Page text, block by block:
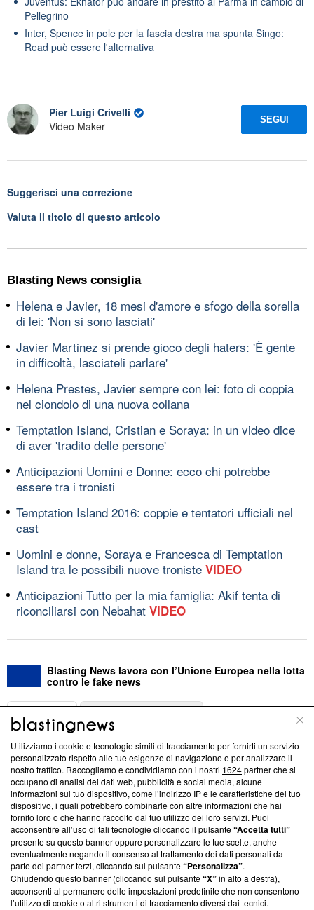
Pellegrino
Inter, Spence in pole per la fascia destra ma spunta Singo:
Read può essere l'alternativa
Pier Luigi Crivelli
Video Maker
SEGUI
Suggerisci una correzione
Valuta il titolo di questo articolo
Blasting News consiglia
Helena e Javier, 18 mesi d'amore e sfogo della sorella
di lei: 'Non si sono lasciati'
Javier Martinez si prende gioco degli haters: 'È gente
in difficoltà, lasciateli parlare'
Helena Prestes, Javier sempre con lei: foto di coppia
nel ciondolo di una nuova collana
Temptation Island, Cristian e Soraya: in un video dice
di aver 'tradito delle persone'
Anticipazioni Uomini e Donne: ecco chi potrebbe
essere tra i tronisti
Temptation Island 2016: coppie e tentatori ufficiali nel
cast
Uomini e donne, Soraya e Francesca di Temptation
Island tra le possibili nuove troniste VIDEO
Anticipazioni Tutto per la mia famiglia: Akif tenta di
riconciliarsi con Nebahat VIDEO
Blasting News lavora con l’Unione Europea nella lotta
contro le fake news
ABOUT
Questa sezione offre informazioni trasparenti su Blasting
News, sui nostri processi editoriali e su come ci impegniamo a
creare news di qualità. Inoltre, afferma la nostra aderenza a
‘Trust Project - News with Integrity’Blasting News non è
ancora membro del programma, ma ha richiesto di farne
parte; Trust Project non ha ancora effettuato una verifica di
conformità agli standard.
Su di noi
Team editoriale
Utilizziamo i cookie e tecnologie simili di tracciamento per fornirti un servizio
personalizzato rispetto alle tue esigenze di navigazione e per analizzare il
nostro traffico. Raccogliamo e condividiamo con i nostri 1624partner che si
occupano di analisi dei dati web, pubblicità e social media, alcune
informazioni sul tuo dispositivo, come l’indirizzo IP e le caratteristiche del tuo
dispositivo, i quali potrebbero combinarle con altre informazioni che hai
fornito loro o che hanno raccolto dal tuo utilizzo dei loro servizi. Puoi
acconsentire all’uso di tali tecnologie cliccando il pulsante“Accetta tutti”
presente su questo banner oppure personalizzare le tue scelte, anche
eventualmente negando il consenso al trattamento dei dati personali da
parte dei partner terzi, cliccando sul pulsante“Personalizza”.
Chiudendo questo banner (cliccando sul pulsante“X”in alto a destra),
acconsenti al permanere delle impostazioni predefinite che non consentono
l’utilizzo di cookie o altri strumenti di tracciamento diversi dai tecnici.